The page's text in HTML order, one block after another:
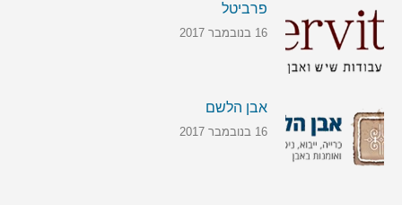
פרביטל
16 בנובמבר 2017
אבן הלשם
16 בנובמבר 2017